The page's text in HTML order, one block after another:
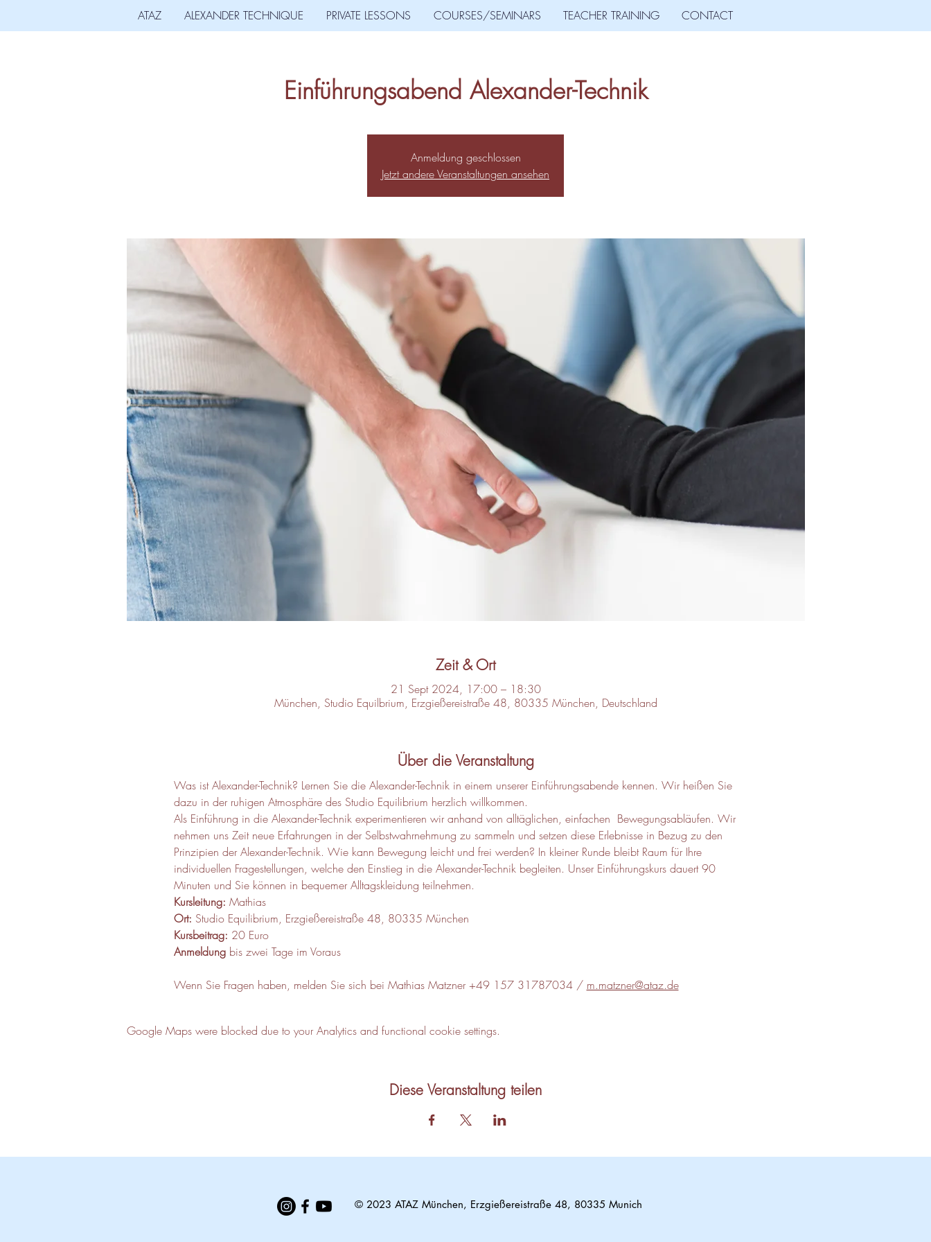
ATAZ ALEXANDER TECHNIQUE PRIVATE LESSONS COURSES/SEMINARS TEACHER TRAINING CONTACT
Einführungsabend Alexander-Technik
Anmeldung geschlossen
Jetzt andere Veranstaltungen ansehen
Zeit & Ort
21 Sept 2024, 17:00 – 18:30
München, Studio Equilbrium, Erzgießereistraße 48, 80335 München, Deutschland
Über die Veranstaltung
Was ist Alexander-Technik? Lernen Sie die Alexander-Technik in einem unserer Einführungsabende kennen. Wir heißen Sie
dazu in der ruhigen Atmosphäre des Studio Equilibrium herzlich willkommen.
Als Einführung in die Alexander-Technik experimentieren wir anhand von alltäglichen, einfachen  Bewegungsabläufen. Wir
nehmen uns Zeit neue Erfahrungen in der Selbstwahrnehmung zu sammeln und setzen diese Erlebnisse in Bezug zu den
Prinzipien der Alexander-Technik. Wie kann Bewegung leicht und frei werden? In kleiner Runde bleibt Raum für Ihre
individuellen Fragestellungen, welche den Einstieg in die Alexander-Technik begleiten. Unser Einführungskurs dauert 90
Minuten und Sie können in bequemer Alltagskleidung teilnehmen.
Kursleitung: Mathias
Ort: Studio Equilibrium, Erzgießereistraße 48, 80335 München
Kursbeitrag: 20 Euro
Anmeldung bis zwei Tage im Voraus
Wenn Sie Fragen haben, melden Sie sich bei Mathias Matzner +49 157 31787034 / m.matzner@ataz.de
Google Maps were blocked due to your Analytics and functional cookie settings.
Diese Veranstaltung teilen
© 2023 ATAZ München, Erzgießereistraße 48, 80335 Munich